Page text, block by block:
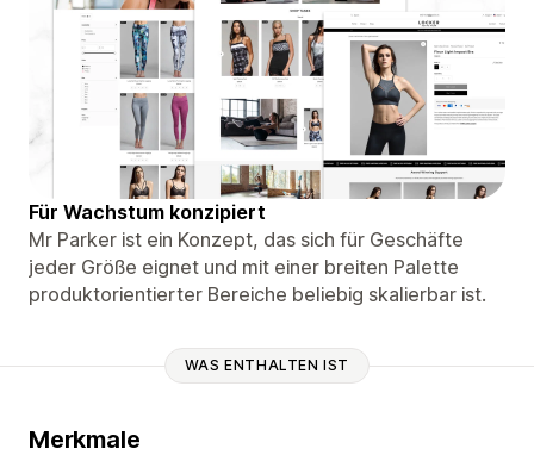
Für Wachstum konzipiert
Mr Parker ist ein Konzept, das sich für Geschäfte
jeder Größe eignet und mit einer breiten Palette
produktorientierter Bereiche beliebig skalierbar ist.
WAS ENTHALTEN IST
Merkmale